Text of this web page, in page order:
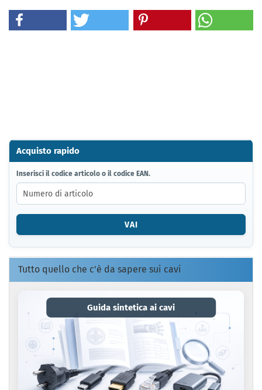
Acquisto rapido
INSERISCI
IL
CODICE
ARTICOLO
O
CODICE
EAN.
Inserisci il codice articolo o il codice EAN.
VAI
Tutto quello che c'è da sapere sui cavi
Guida sintetica ai cavi